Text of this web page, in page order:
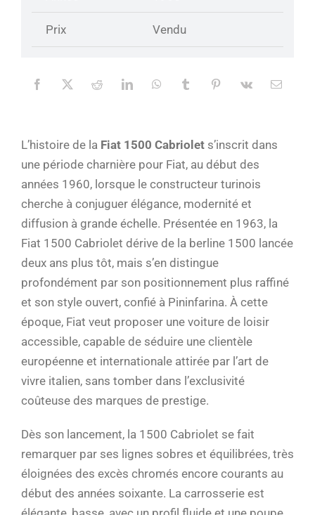
Prix Vendu
L’histoire de la Fiat 1500 Cabriolets’inscrit dans
une période charnière pour Fiat, au début des
années 1960, lorsque le constructeur turinois
cherche à conjuguer élégance, modernité et
diffusion à grande échelle. Présentée en 1963, la
Fiat 1500 Cabriolet dérive de la berline 1500 lancée
deux ans plus tôt, mais s’en distingue
profondément par son positionnement plus raffiné
et son style ouvert, confié à Pininfarina. À cette
époque, Fiat veut proposer une voiture de loisir
accessible, capable de séduire une clientèle
européenne et internationale attirée par l’art de
vivre italien, sans tomber dans l’exclusivité
coûteuse des marques de prestige.
Dès son lancement, la 1500 Cabriolet se fait
remarquer par ses lignes sobres et équilibrées, très
éloignées des excès chromés encore courants au
début des années soixante. La carrosserie est